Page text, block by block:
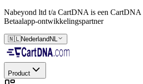
Nabeyond ltd t/a CartDNA is een CartDNA
Betaalapp-ontwikkelingspartner
🇳🇱Nederland NL
Product